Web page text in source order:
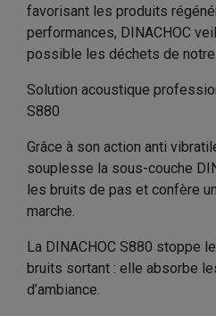
favorisant les produits
performances, DINACHOC
possible les déchets de
Solution acoustique
S880
Grâce à son action anti
souplesse la sous-couche
les bruits de pas et confère
marche.
La DINACHOC S880 stoppe
bruits sortant : elle absorbe
d’ambiance.